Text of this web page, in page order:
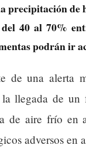
precipitación
40 al 70%
podrán ir
de una alerta
llegada de un
de aire frío en
adversos en